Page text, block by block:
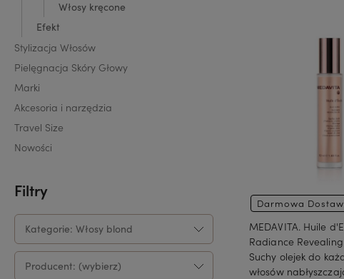
Włosy kręcone
Efekt
Stylizacja Włosów
Pielęgnacja Skóry Głowy
Marki
Akcesoria i narzędzia
Travel Size
Nowości
Filtry
Kategorie: Włosy blond
Producent: (wybierz)
Darmowa
MEDAVITA. Huile
Radiance
Suchy olejek do
włosów